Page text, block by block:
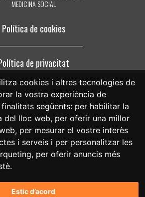
cookies i altres tecnologies de
la vostra experiència de
següents: per habilitar la
del lloc web, per oferir una millor
, per mesurar el vostre interès
i serveis i per personalitzar les
, per oferir anuncis més
.
Estic d’acord
MEDICINA SOCIAL
Política de cookies
de privacitat
Avís legal